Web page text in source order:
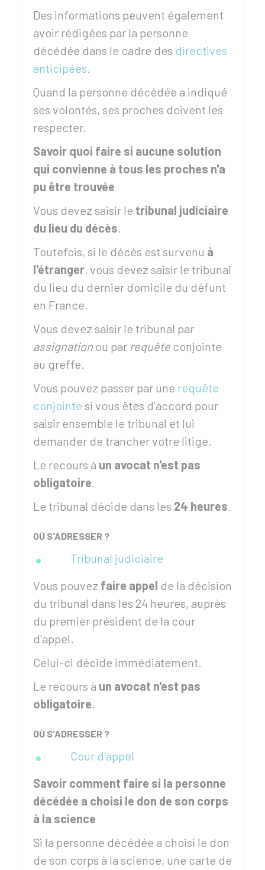
Des informations peuvent également
avoir rédigées par la personne
décédée dans le cadre des directives
anticipées.
Quand la personne décédée a indiqué
ses volontés, ses proches doivent les
respecter.
Savoir quoi faire si aucune solution
qui convienne à tous les proches n'a
pu être trouvée
Vous devez saisir le tribunal judiciaire
du lieu du décès.
Toutefois, si le décès est survenu à
l'étranger, vous devez saisir le tribunal
du lieu du dernier domicile du défunt
en France.
Vous devez saisir le tribunal par
assignation ou par requête conjointe
au greffe.
Vous pouvez passer par une requête
conjointe si vous êtes d'accord pour
saisir ensemble le tribunal et lui
demander de trancher votre litige.
Le recours à un avocat n'est pas
obligatoire.
Le tribunal décide dans les 24 heures.
OÙ S'ADRESSER ?
Tribunal judiciaire
Vous pouvez faire appel de la décision
du tribunal dans les 24 heures, auprès
du premier président de la cour
d'appel.
Celui-ci décide immédiatement.
Le recours à un avocat n'est pas
obligatoire.
OÙ S'ADRESSER ?
Cour d'appel
Savoir comment faire si la personne
décédée a choisi le don de son corps
à la science
Si la personne décédée a choisi le don
de son corps à la science, une carte de